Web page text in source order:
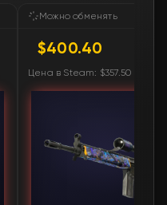
$506.61
$651.16
$690.17🛒
$904.65🛒
Можно обменять
$400.40
Цена в Steam: $357.50